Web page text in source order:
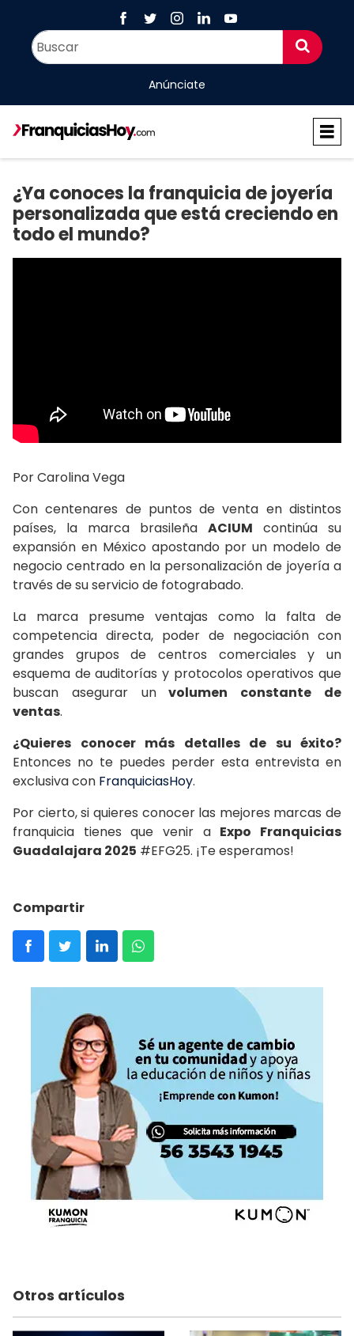
Anúnciate
¿Ya conoces la franquicia de joyería
personalizada que está creciendo en
todo el mundo?
Por Carolina Vega
Con centenares de puntos de venta en distintos
países, la marca brasileña ACIUM continúa su
expansión en México apostando por un modelo de
negocio centrado en la personalización de joyería a
través de su servicio de fotograbado.
La marca presume ventajas como la falta de
competencia directa, poder de negociación con
grandes grupos de centros comerciales y un
esquema de auditorías y protocolos operativos que
buscan asegurar unvolumen constante de
ventas.
¿Quieres conocer más detalles de su éxito?
Entonces no te puedes perder esta entrevista en
exclusiva con FranquiciasHoy.
Por cierto, si quieres conocer las mejores marcas de
franquicia tienes que venir a Expo Franquicias
Guadalajara 2025 #EFG25. ¡Te esperamos!
Compartir
Otros artículos